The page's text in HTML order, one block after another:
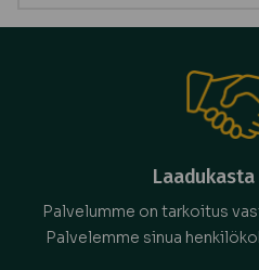
Palvelumme on tarkoitus
Palvelemme sinua